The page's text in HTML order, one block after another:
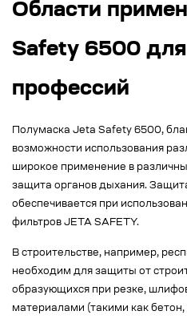
Области
Safety 6500
профессий
Полумаска Jeta Safety 6500,
возможности использования
широкое применение в
защита органов дыхания.
обеспечивается при
фильтров JETA SAFETY.
В строительстве, например,
необходим для защиты от
образующихся при резке,
материалами (такими как